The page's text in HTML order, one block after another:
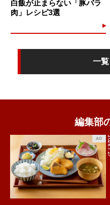
白飯が止まらない「豚バラ
肉」レシピ3選
一
編集部
AD